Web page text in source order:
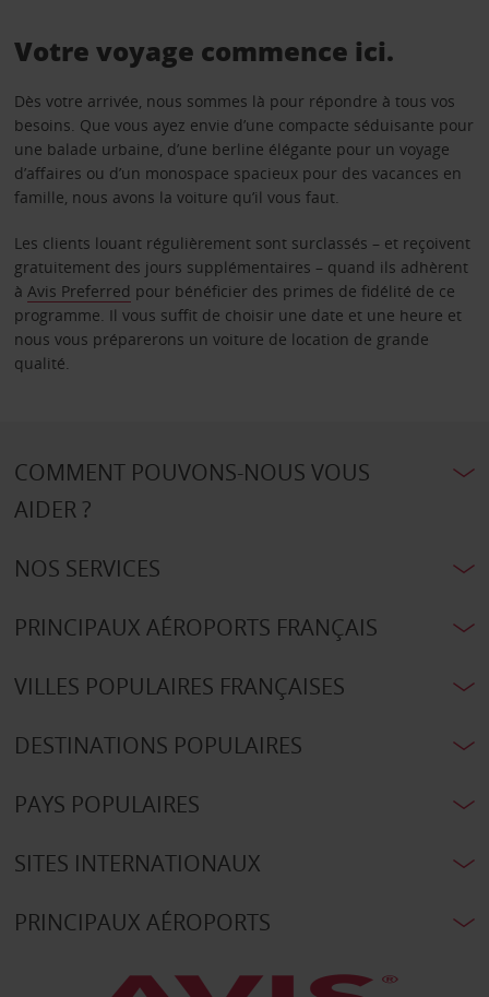
Votre voyage commence ici.
Dès votre arrivée, nous sommes là pour répondre à tous vos
besoins. Que vous ayez envie d’une compacte séduisante pour
une balade urbaine, d’une berline élégante pour un voyage
d’affaires ou d’un monospace spacieux pour des vacances en
famille, nous avons la voiture qu’il vous faut.
Les clients louant régulièrement sont surclassés – et reçoivent
gratuitement des jours supplémentaires – quand ils adhèrent
à Avis Preferred pour bénéficier des primes de fidélité de ce
programme. Il vous suffit de choisir une date et une heure et
nous vous préparerons un voiture de location de grande
qualité.
COMMENT POUVONS-NOUS VOUS
AIDER ?
NOS SERVICES
PRINCIPAUX AÉROPORTS FRANÇAIS
VILLES POPULAIRES FRANÇAISES
DESTINATIONS POPULAIRES
PAYS POPULAIRES
SITES INTERNATIONAUX
PRINCIPAUX AÉROPORTS